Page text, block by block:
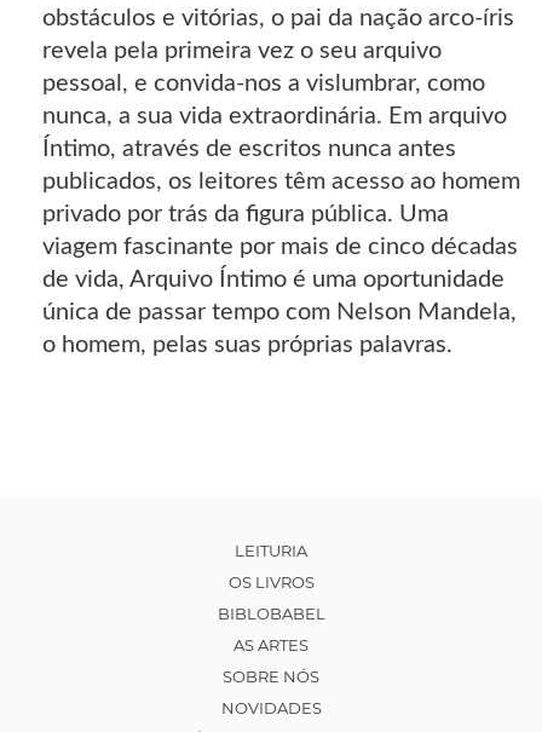
obstáculos e vitórias, o pai da nação arco-íris
revela pela primeira vez o seu arquivo
pessoal, e convida-nos a vislumbrar, como
nunca, a sua vida extraordinária. Em arquivo
Íntimo, através de escritos nunca antes
publicados, os leitores têm acesso ao homem
privado por trás da figura pública. Uma
viagem fascinante por mais de cinco décadas
de vida, Arquivo Íntimo é uma oportunidade
única de passar tempo com Nelson Mandela,
o homem, pelas suas próprias palavras.
LEITURIA
OS LIVROS
BIBLOBABEL
AS ARTES
SOBRE NÓS
NOVIDADES